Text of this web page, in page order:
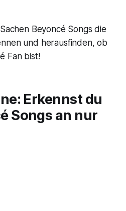
Beyoncé Songs die
und herausfinden, ob
Fan bist!
Erkennst du
Songs an nur